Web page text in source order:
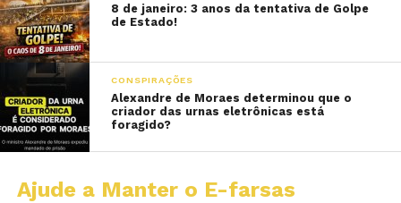
8 de janeiro: 3 anos da tentativa de Golpe
de Estado!
CONSPIRAÇÕES
Alexandre de Moraes determinou que o
criador das urnas eletrônicas está
foragido?
Ajude a Manter o E-farsas